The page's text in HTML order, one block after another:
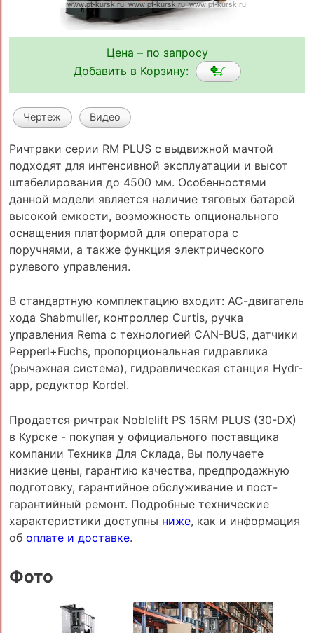
Цена – по запросу
Добавить в Корзину:
Чертеж Видео
Ричтраки серии RM PLUS с выдвижной мачтой
подходят для интенсивной эксплуатации и высот
штабелирования до 4500 мм. Особенностями
данной модели является наличие тяговых батарей
высокой емкости, возможность опционального
оснащения платформой для оператора с
поручнями, а также функция электрического
рулевого управления.
В cтандартную комплектацию входит: АС-двигатель
хода Shabmuller, контроллер Curtis, ручка
управления Rema с технологией CAN-BUS, датчики
Pepperl+Fuchs, пропорциональная гидравлика
(рычажная система), гидравлическая станция Hydr-
app, редуктор Kordel.
Продается ричтрак Noblelift PS 15RM PLUS (30-DX)
в Курске - покупая у официального поставщика
компании Техника Для Склада, Вы получаете
низкие цены, гарантию качества, предпродажную
подготовку, гарантийное обслуживание и пост-
гарантийный ремонт. Подробные технические
характеристики доступны ниже, как и информация
об оплате и доставке.
Фото